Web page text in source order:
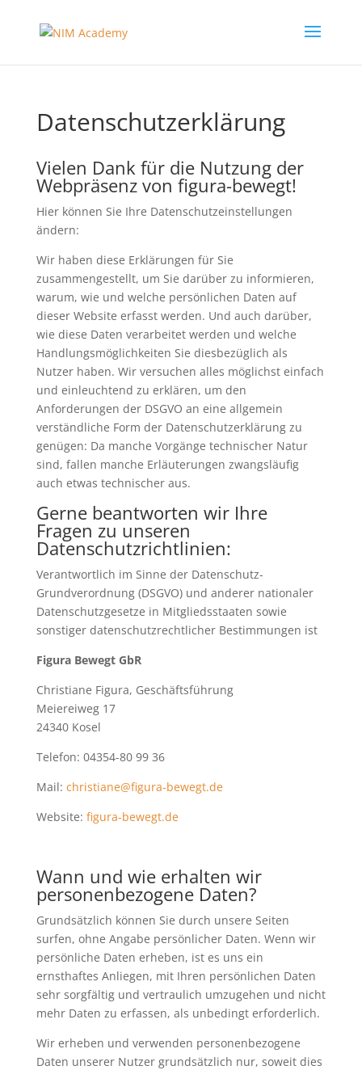
Datenschutzerklärung
Vielen Dank für die Nutzung der
Webpräsenz von figura-bewegt!
Hier können Sie Ihre Datenschutzeinstellungen
ändern:
Wir haben diese Erklärungen für Sie
zusammengestellt, um Sie darüber zu informieren,
warum, wie und welche persönlichen Daten auf
dieser Website erfasst werden. Und auch darüber,
wie diese Daten verarbeitet werden und welche
Handlungsmöglichkeiten Sie diesbezüglich als
Nutzer haben. Wir versuchen alles möglichst einfach
und einleuchtend zu erklären, um den
Anforderungen der DSGVO an eine allgemein
verständliche Form der Datenschutzerklärung zu
genügen: Da manche Vorgänge technischer Natur
sind, fallen manche Erläuterungen zwangsläufig
auch etwas technischer aus.
Gerne beantworten wir Ihre
Fragen zu unseren
Datenschutzrichtlinien:
Verantwortlich im Sinne der Datenschutz-
Grundverordnung (DSGVO) und anderer nationaler
Datenschutzgesetze in Mitgliedsstaaten sowie
sonstiger datenschutzrechtlicher Bestimmungen ist
Figura Bewegt GbR
Christiane Figura, Geschäftsführung
Meiereiweg 17
24340 Kosel
Telefon: 04354-80 99 36
Mail: christiane@figura-bewegt.de
Website: figura-bewegt.de
Wann und wie erhalten wir
personenbezogene Daten?
Grundsätzlich können Sie durch unsere Seiten
surfen, ohne Angabe persönlicher Daten. Wenn wir
persönliche Daten erheben, ist es uns ein
ernsthaftes Anliegen, mit Ihren persönlichen Daten
sehr sorgfältig und vertraulich umzugehen und nicht
mehr Daten zu erfassen, als unbedingt erforderlich.
Wir erheben und verwenden personenbezogene
Daten unserer Nutzer grundsätzlich nur, soweit dies